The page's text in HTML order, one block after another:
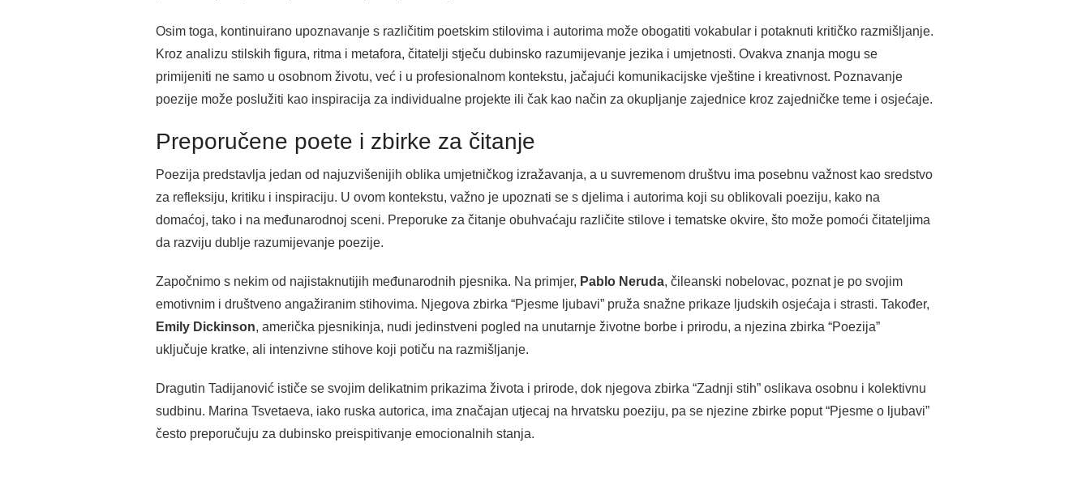
Osim toga, kontinuirano upoznavanje s različitim poetskim stilovima i autorima može obogatiti vokabular i potaknuti kritičko razmišljanje.
Kroz analizu stilskih figura, ritma i metafora, čitatelji stječu dubinsko razumijevanje jezika i umjetnosti. Ovakva znanja mogu se
primijeniti ne samo u osobnom životu, već i u profesionalnom kontekstu, jačajući komunikacijske vještine i kreativnost. Poznavanje
poezije može poslužiti kao inspiracija za individualne projekte ili čak kao način za okupljanje zajednice kroz zajedničke teme i osjećaje.
Preporučene poete i zbirke za čitanje
Poezija predstavlja jedan od najuzvišenijih oblika umjetničkog izražavanja, a u suvremenom društvu ima posebnu važnost kao sredstvo
za refleksiju, kritiku i inspiraciju. U ovom kontekstu, važno je upoznati se s djelima i autorima koji su oblikovali poeziju, kako na
domaćoj, tako i na međunarodnoj sceni. Preporuke za čitanje obuhvaćaju različite stilove i tematske okvire, što može pomoći čitateljima
da razviju dublje razumijevanje poezije.
Započnimo s nekim od najistaknutijih međunarodnih pjesnika. Na primjer, Pablo Neruda, čileanski nobelovac, poznat je po svojim
emotivnim i društveno angažiranim stihovima. Njegova zbirka “Pjesme ljubavi” pruža snažne prikaze ljudskih osjećaja i strasti. Također,
Emily Dickinson, američka pjesnikinja, nudi jedinstveni pogled na unutarnje životne borbe i prirodu, a njezina zbirka “Poezija”
uključuje kratke, ali intenzivne stihove koji potiču na razmišljanje.
Dragutin Tadijanović ističe se svojim delikatnim prikazima života i prirode, dok njegova zbirka “Zadnji stih” oslikava osobnu i kolektivnu
sudbinu. Marina Tsvetaeva, iako ruska autorica, ima značajan utjecaj na hrvatsku poeziju, pa se njezine zbirke poput “Pjesme o ljubavi”
često preporučuju za dubinsko preispitivanje emocionalnih stanja.